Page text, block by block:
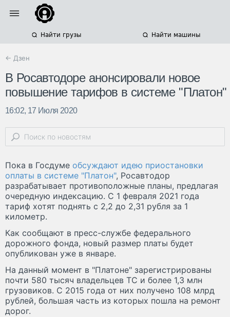
Найти грузы Найти машины
← Дзен
В Росавтодоре анонсировали новое
повышение тарифов в системе "Платон"
16:02, 17 Июля 2020
Пока в Госдуме обсуждают идею приостановки
оплаты в системе "Платон", Росавтодор
разрабатывает противоположные планы, предлагая
очередную индексацию. С 1 февраля 2021 года
тариф хотят поднять с 2,2 до 2,31 рубля за 1
километр.
Как сообщают в пресс-службе федерального
дорожного фонда, новый размер платы будет
опубликован уже в январе.
На данный момент в "Платоне" зарегистрированы
почти 580 тысяч владельцев ТС и более 1,3 млн
грузовиков. С 2015 года от них получено 108 млрд
рублей, большая часть из которых пошла на ремонт
дорог.